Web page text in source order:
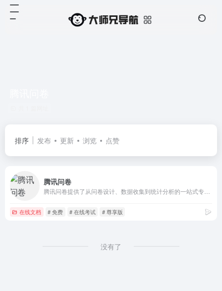
排序 发布 更新 浏览 点赞
腾讯问卷
在线文档 # 免费 # 在线考试 # 尊享版
没有了